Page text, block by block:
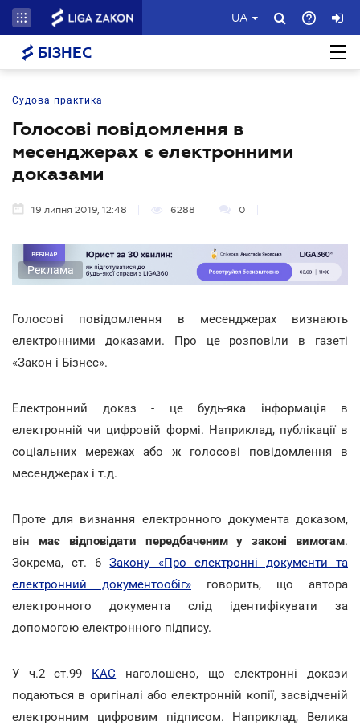
UA
БІЗНЕС
Судова практика
Голосові повідомлення в
месенджерах є електронними
доказами
19 липня 2019, 12:48 6288 0
Реклама
Голосові повідомлення в месенджерах визнають
електронними доказами. Про це розповіли в газеті
«Закон і Бізнес».
Електронний доказ - це будь-яка інформація в
електронній чи цифровій формі. Наприклад, публікації в
соціальних мережах або ж голосові повідомлення в
месенджерах і т.д.
Проте для визнання електронного документа доказом,
він має відповідати передбаченим у законі вимогам.
Зокрема, ст. 6Закону «Про електронні документи та
електронний документообіг» говорить, що автора
електронного документа слід ідентифікувати за
допомогою електронного підпису.
У ч.2 ст.99 КАС наголошено, що електронні докази
подаються в оригіналі або електронній копії, засвідченій
електронним цифровим підписом. Наприклад, Велика